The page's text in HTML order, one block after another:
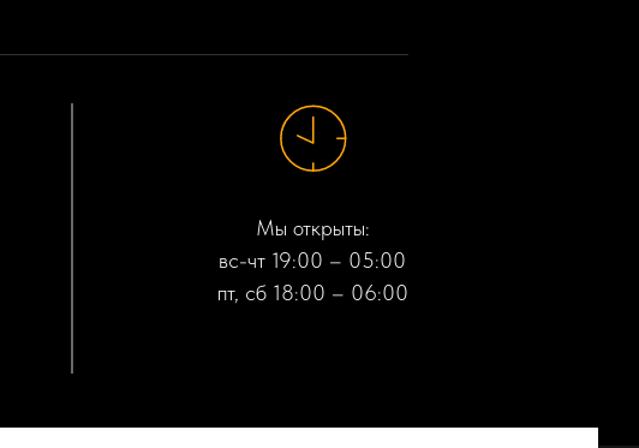
Мы открыты:
вс-чт 19:00 – 05:00
пт, сб 18:00 – 06:00